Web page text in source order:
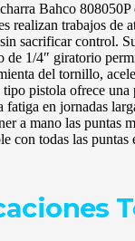
Bahco 808050P
realizan trabajos de
sacrificar control.
de 1/4″ giratorio
del tornillo,
pistola ofrece una
fatiga en jornadas
a mano las puntas
con todas las puntas